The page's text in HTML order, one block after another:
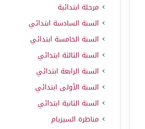
مرحلة ابتدائية
السنة السادسة ابتدائي
السنة الخامسة ابتدائي
السنة الثالثة ابتدائي
السنة الرابعة ابتدائي
السنة الأولى ابتدائي
السنة الثانية ابتدائي
مناظرة السيزيام